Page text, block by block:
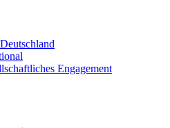
Engagement